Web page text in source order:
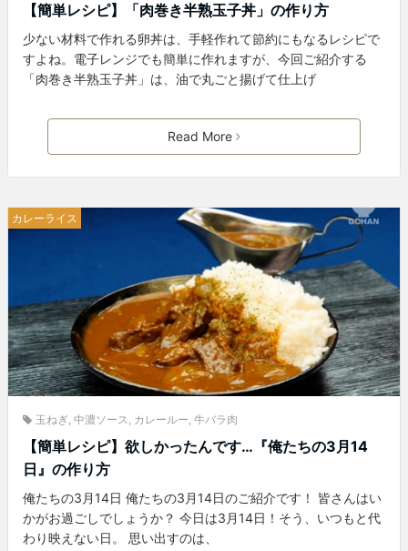
【簡単レシピ】「肉巻き半熟玉子丼」の作り方
少ない材料で作れる卵丼は、手軽作れて節約にもなるレシピで
すよね。電子レンジでも簡単に作れますが、今回ご紹介する
「肉巻き半熟玉子丼」は、油で丸ごと揚げて仕上げ
Read More
カレーライス
玉ねぎ, 中濃ソース, カレールー, 牛バラ肉
【簡単レシピ】欲しかったんです…『俺たちの3月14
日』の作り方
俺たちの3月14日 俺たちの3月14日のご紹介です！ 皆さんはい
かがお過ごしでしょうか？ 今日は3月14日！そう、いつもと代
わり映えない日。 思い出すのは、